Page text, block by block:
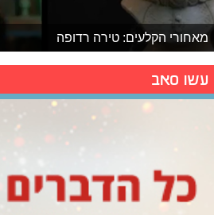
מאחורי הקלעים: טירה רדופה
עשו סאב